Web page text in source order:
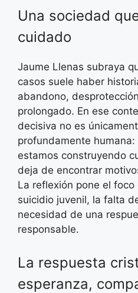
Una sociedad
cuidado
Jaume Llenas subraya
casos suele haber
abandono,
prolongado. En ese
decisiva no es
profundamente
estamos construyendo
deja de encontrar
La reflexión pone el
suicidio juvenil, la falta
necesidad de una
responsable.
La respuesta
esperanza,